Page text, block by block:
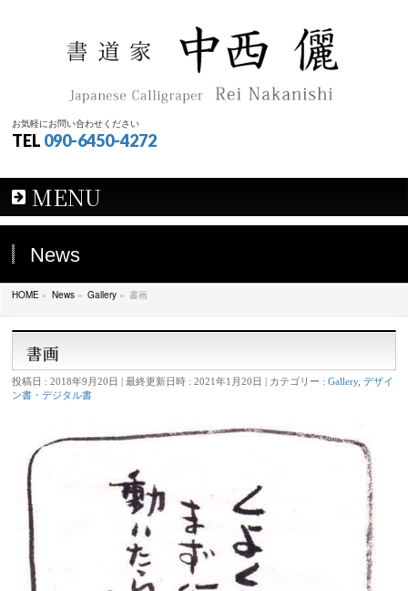
お気軽にお問い合わせください
TEL 090-6450-4272
MENU
News
HOME » News » Gallery » 書画
書画
投稿日 : 2018年9月20日 最終更新日時 : 2021年1月20日 カテゴリー :Gallery,デザイ
ン書・デジタル書